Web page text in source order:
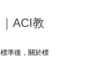
ACI教
準後，關於標